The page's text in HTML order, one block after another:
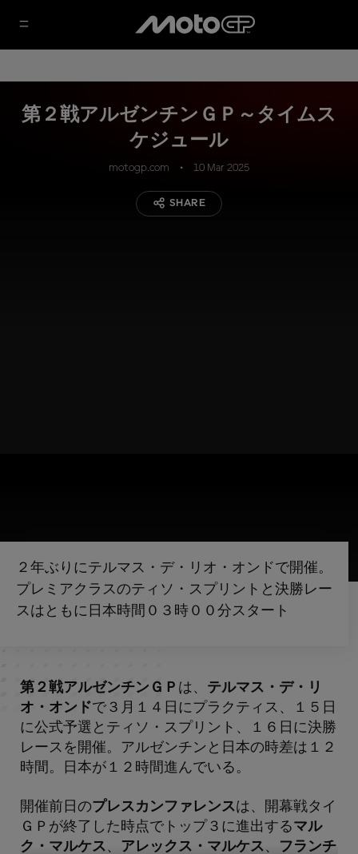
第２戦アルゼンチンＧＰ～タイムス
ケジュール
motogp.com 10 Mar 2025
SHARE
２年ぶりにテルマス・デ・リオ・オンドで開催。
プレミアクラスのティソ・スプリントと決勝レー
スはともに日本時間０３時００分スタート
第２戦アルゼンチンＧＰ は、 テルマス・デ・リ
オ・オンドで３月１４日にプラクティス、１５日
に公式予選とティソ・スプリント、１６日に決勝
レースを開催。アルゼンチンと日本の時差は１２
時間。日本が１２時間進んでいる。
開催前日のプレスカンファレンスは、開幕戦タイ
ＧＰが終了した時点でトップ３に進出するマル
ク・マルケス、 アレックス・マルケス、
フランチ